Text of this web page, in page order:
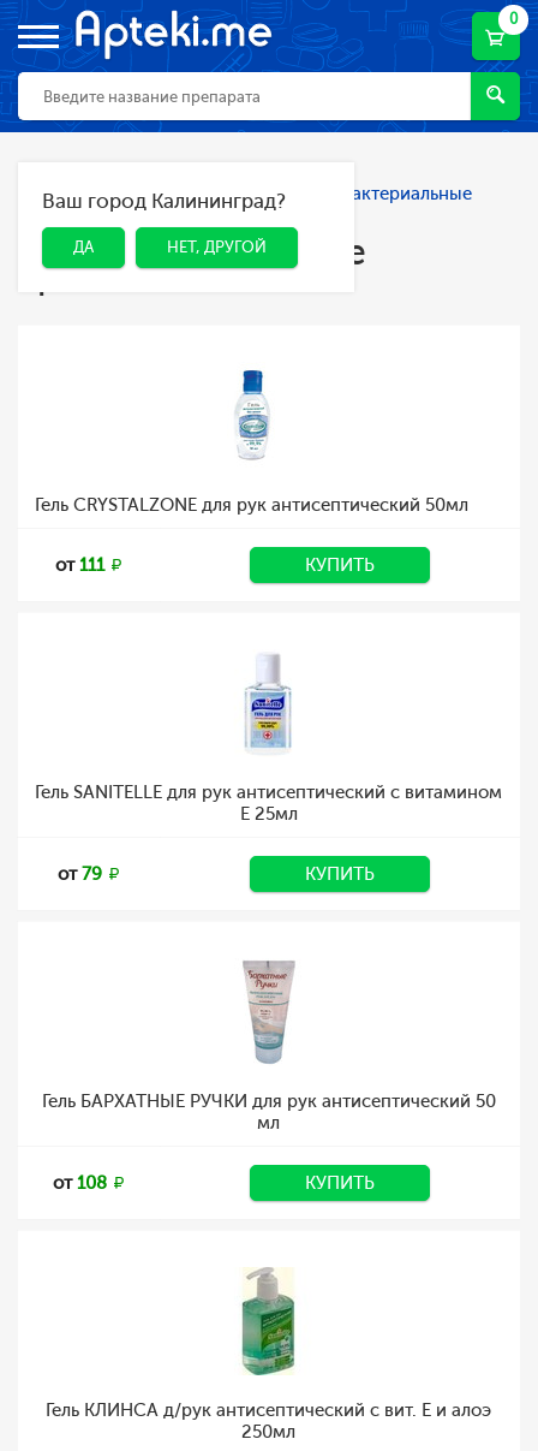
0
ДА НЕТ, ДРУГОЙ
Ваш город Калининград?
ДА НЕТ, ДРУГОЙ
Главная Каталог Гигиена
Антибактериальные
средства
Антибактериальные
средства
Гель CRYSTALZONE для рук антисептический 50мл
от111 КУПИТЬ
Гель SANITELLE для рук антисептический с витамином
Е 25мл
от79 КУПИТЬ
Гель БАРХАТНЫЕ РУЧКИ для рук антисептический 50
мл
от108 КУПИТЬ
Гель КЛИНСА д/рук антисептический с вит. Е и алоэ
250мл